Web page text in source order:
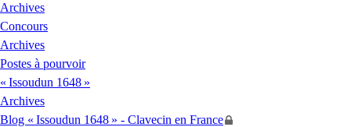
Archives
Concours
Archives
Postes à pourvoir
« Issoudun 1648 »
Archives
Blog « Issoudun 1648 » - Clavecin en France